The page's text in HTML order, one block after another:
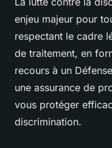
enjeu majeur pour
respectant le cadre
de traitement, en
recours à un
une assurance de
vous protéger
discrimination.